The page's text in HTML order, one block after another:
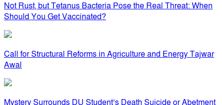
Not Rust, but Tetanus Bacteria Pose the Real Threat: When
Should You Get Vaccinated?
Call for Structural Reforms in Agriculture and Energy Tajwar
Awal
Mystery Surrounds DU Student’s Death Suicide or Abetment